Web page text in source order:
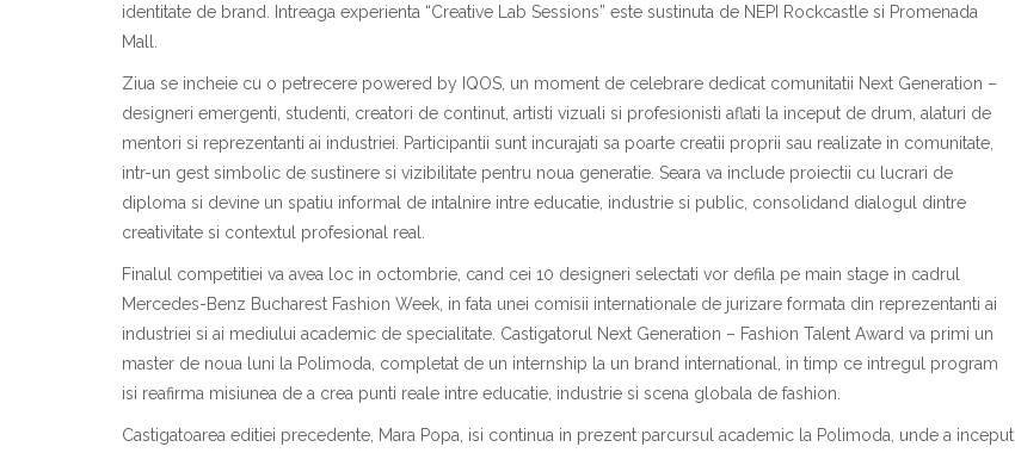
identitate de brand. Intreaga experienta “Creative Lab Sessions” este sustinuta de NEPI Rockcastle si Promenada
Mall.
Ziua se incheie cu o petrecere powered by IQOS, un moment de celebrare dedicat comunitatii Next Generation –
designeri emergenti , studenti, creatori de continut, artisti vizuali si profesionisti aflati la inceput de drum, al aturi de
mentori si reprezentanti ai industriei. Participantii sunt incurajati sa poarte creatii proprii sau realizate in comunitate,
intr-un gest simbolic de sustinere si vizibilitate pentru noua generatie. Seara va include proiectii cu lucrari de
diploma si devine un spatiu informal de inta lnire intre educatie, industrie si public, consolidand dialogul dintre
creativitate si contextul profesional real.
Finalul competitiei va avea loc in octombrie, cand cei 10 designeri selectati vor defila pe main stage in cadrul
Mercedes-Benz Bucharest Fashion Week, in fata unei comisii internationale de jurizare formata din reprezentanti ai
industriei si ai mediului academic de specialitate. Castigatorul Next Generation – Fashion Talent Award va primi un
master de noua luni la Polimoda, completat de un internship la un brand international, in timp ce intregul program
isi reafirma misiunea de a crea punti reale intre educatie, industrie si scena global a de fashion.
Castigatoarea editiei precedente, Mara Popa, isi continua in prezent parcursul academic la Polimoda, unde a inceput